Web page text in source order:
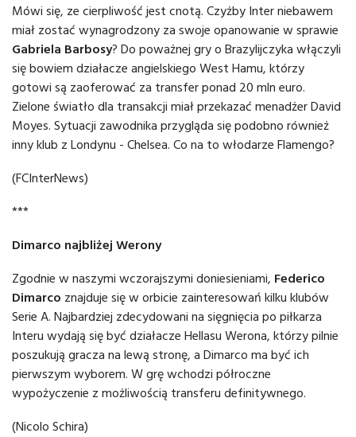
Mówi się, ze cierpliwość jest cnotą. Czyżby Inter niebawem
miał zostać wynagrodzony za swoje opanowanie w sprawie
Gabriela Barbosy? Do poważnej gry o Brazylijczyka włączyli
się bowiem działacze angielskiego West Hamu, którzy
gotowi są zaoferować za transfer ponad 20 mln euro.
Zielone światło dla transakcji miał przekazać menadżer David
Moyes. Sytuacji zawodnika przygląda się podobno również
inny klub z Londynu - Chelsea. Co na to włodarze Flamengo?
(FCInterNews)
***
Dimarco najbliżej Werony
Zgodnie w naszymi wczorajszymi doniesieniami, Federico
Dimarco znajduje się w orbicie zainteresowań kilku klubów
Serie A. Najbardziej zdecydowani na sięgnięcia po piłkarza
Interu wydają się być działacze Hellasu Werona, którzy pilnie
poszukują gracza na lewą stronę, a Dimarco ma być ich
pierwszym wyborem. W grę wchodzi półroczne
wypożyczenie z możliwością transferu definitywnego.
(Nicolo Schira)